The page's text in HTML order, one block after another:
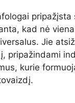
pripažįsta
kad nė
Jie
pripažindami
kurie